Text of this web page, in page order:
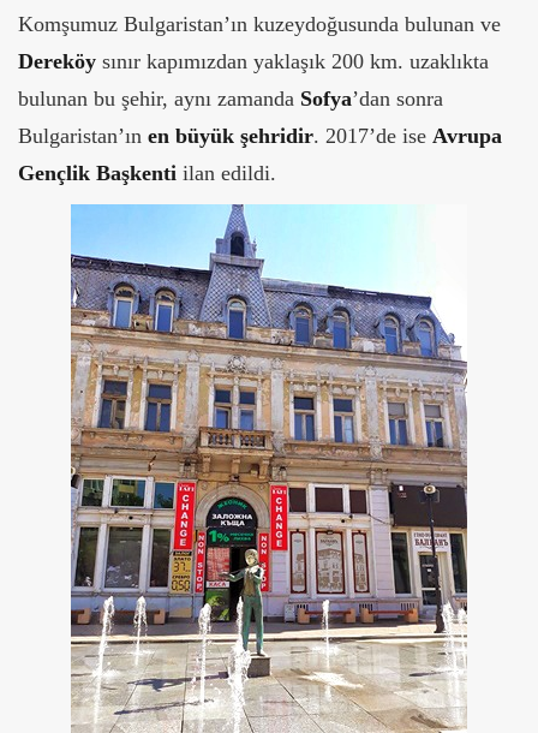
Komşumuz Bulgaristan’ın kuzeydoğusunda bulunan ve
Dereköy sınır kapımızdan yaklaşık 200 km. uzaklıkta
bulunan bu şehir, aynı zamanda Sofya’dan sonra
Bulgaristan’ın en büyük şehridir. 2017’de ise Avrupa
Gençlik Başkenti ilan edildi.